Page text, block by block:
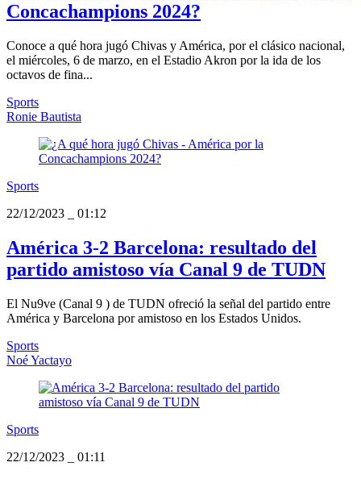
Concachampions 2024?
Conoce a qué hora jugó Chivas y América, por el clásico nacional,
el miércoles, 6 de marzo, en el Estadio Akron por la ida de los
octavos de fina...
Sports
Ronie Bautista
Sports
22/12/2023
01:12
América 3-2 Barcelona: resultado del
partido amistoso vía Canal 9 de TUDN
El Nu9ve (Canal 9 ) de TUDN ofreció la señal del partido entre
América y Barcelona por amistoso en los Estados Unidos.
Sports
Noé Yactayo
Sports
22/12/2023
01:11